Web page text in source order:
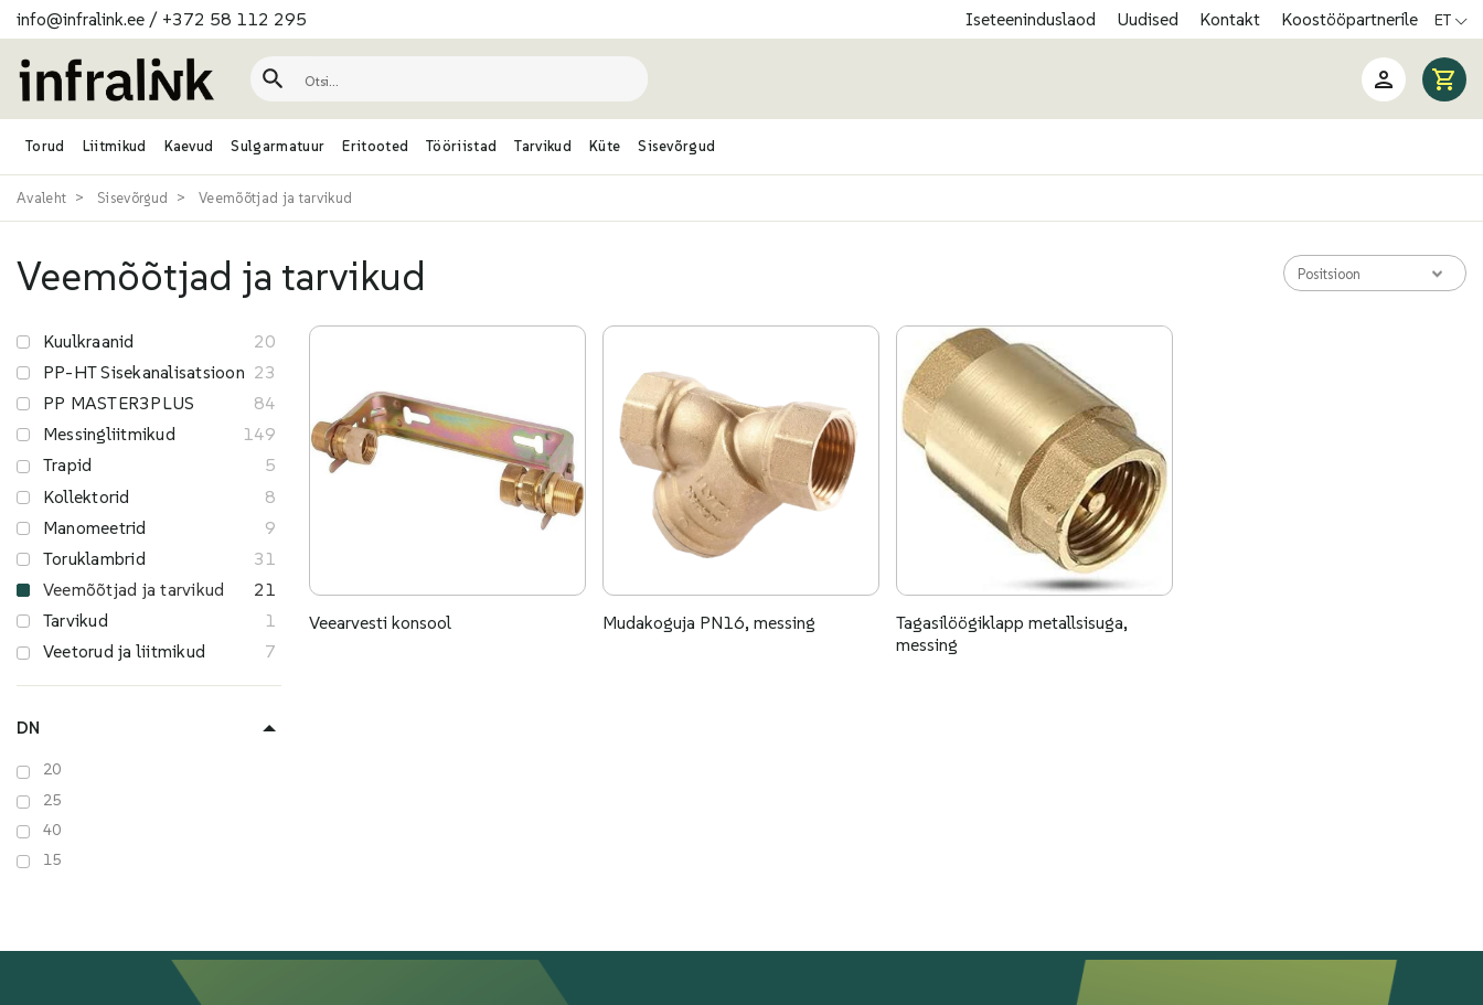
info@infralink.ee / +372 58 112 295 Iseteeninduslaod Uudised Kontakt Koostööpartnerile ET
Torud Liitmikud Kaevud Sulgarmatuur Eritooted Tööriistad Tarvikud Küte Sisevõrgud
Avaleht Sisevõrgud Veemõõtjad ja tarvikud
Veemõõtjad ja tarvikud Positsioon
Kuulkraanid
20
PP-HT Sisekanalisatsioon 23
PP MASTER3PLUS
84
Messingliitmikud
149
Trapid
5
Kollektorid
8
Manomeetrid
9
Toruklambrid
31
Veemõõtjad ja tarvikud
21
Tarvikud
1
Veetorud ja liitmikud
7
DN
20
25
40
15
Veearvesti konsool Mudakoguja PN16, messing
Tagasilöögiklapp metallsisuga,
messing